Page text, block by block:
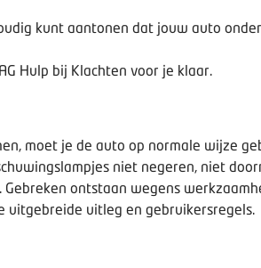
kunt aantonen dat jouw auto
Hulp bij Klachten voor je klaar.
moet je de auto op normale wijze
niet negeren, niet
ontstaan wegens
uitgebreide uitleg en gebruikersregels